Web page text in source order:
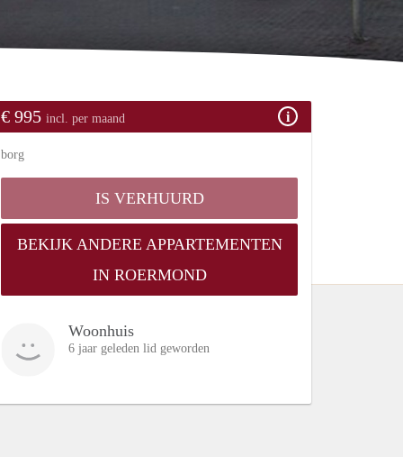
€ 995 incl. per maand
borg
IS VERHUURD
BEKIJK ANDERE APPARTEMENTEN
IN ROERMOND
Woonhuis
6 jaar geleden lid geworden